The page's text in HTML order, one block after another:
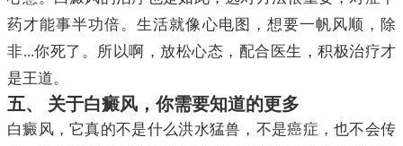
药才能事半功倍。生活就像心电图，想要一帆风顺，除
非...你死了。所以啊，放松心态，配合医生，积极治疗才
是王道。
五、 关于白癜风，你需要知道的更多
白癜风，它真的不是什么洪水猛兽，不是癌症，也不会传